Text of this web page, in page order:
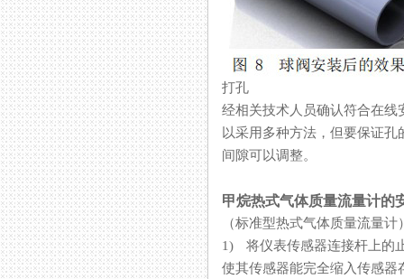
打孔
经相关技术人员确认符合在线安
以采用多种方法，但要保证
间隙可以调整。
甲烷热式气体质量流量计的
（标准型热式气体质量流量计
1) 将仪表传感器连接杆上的止
使其传感器能完全缩入传感器